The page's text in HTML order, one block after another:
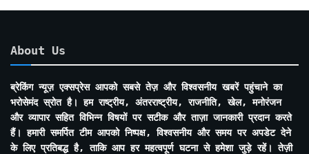
About Us
ब्रेकिंग न्यूज़ एक्सप्रेस आपको सबसे तेज़ और विश्वसनीय खबरें पहुंचाने का
भरोसेमंद स्रोत है। हम राष्ट्रीय, अंतरराष्ट्रीय, राजनीति, खेल, मनोरंजन
और व्यापार सहित विभिन्न विषयों पर सटीक और ताज़ा जानकारी प्रदान करते
हैं। हमारी समर्पित टीम आपको निष्पक्ष, विश्वसनीय और समय पर अपडेट देने
के लिए प्रतिबद्ध है, ताकि आप हर महत्वपूर्ण घटना से हमेशा जुड़े रहें। तेज़ी